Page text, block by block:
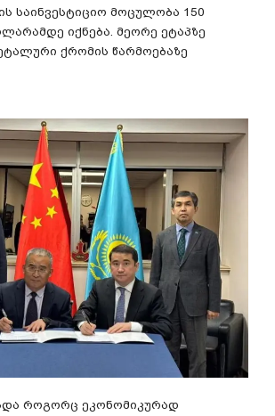
საინვესტიციო მოცულობა 150
იქნება. მეორე ეტაპზე
ქრომის წარმოებაზე
როგორც ეკონომიკურად